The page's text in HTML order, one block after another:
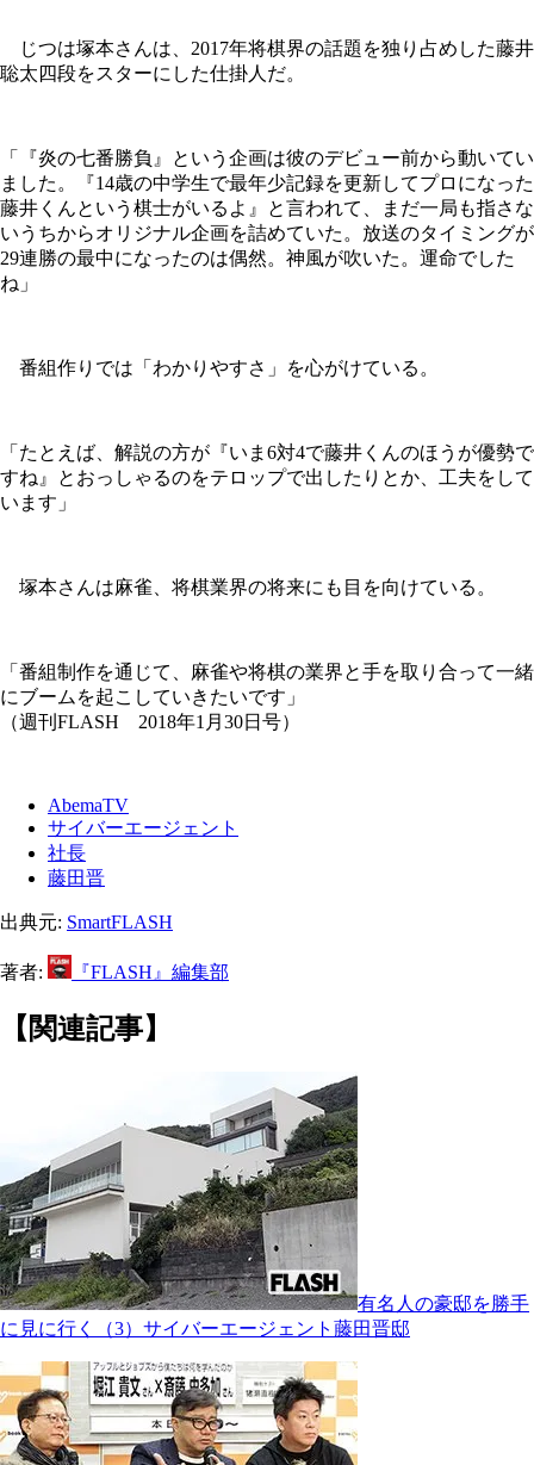
じつは塚本さんは、2017年将棋界の話題を独り占めした藤井
聡太四段をスターにした仕掛人だ。
「『炎の七番勝負』という企画は彼のデビュー前から動いてい
ました。『14歳の中学生で最年少記録を更新してプロになった
藤井くんという棋士がいるよ』と言われて、まだ一局も指さな
いうちからオリジナル企画を詰めていた。放送のタイミングが
29連勝の最中になったのは偶然。神風が吹いた。運命でした
ね」
番組作りでは「わかりやすさ」を心がけている。
「たとえば、解説の方が『いま6対4で藤井くんのほうが優勢で
すね』とおっしゃるのをテロップで出したりとか、工夫をして
います」
塚本さんは麻雀、将棋業界の将来にも目を向けている。
「番組制作を通じて、麻雀や将棋の業界と手を取り合って一緒
にブームを起こしていきたいです」
（週刊FLASH 2018年1月30日号）
AbemaTV
サイバーエージェント
社長
藤田晋
出典元: SmartFLASH
著者: 『FLASH』編集部
【関連記事】
有名人の豪邸を勝手
に見に行く（3）サイバーエージェント藤田晋邸